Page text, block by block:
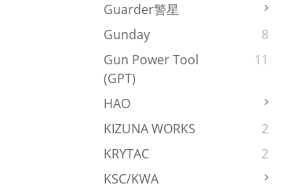
Guarder警星
Gunday
8
Gun Power Tool
(GPT)
11
HAO
KIZUNA WORKS
2
KRYTAC
2
KSC/KWA